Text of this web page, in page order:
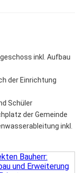
inkl. Aufbau
der Einrichtung
Schüler
der Gemeinde
inkl.